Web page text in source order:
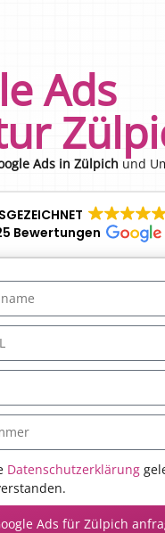
Ads
Ads in Zülpich und
Bewertungen
Datenschutzerklärung
Ads für Zülpich